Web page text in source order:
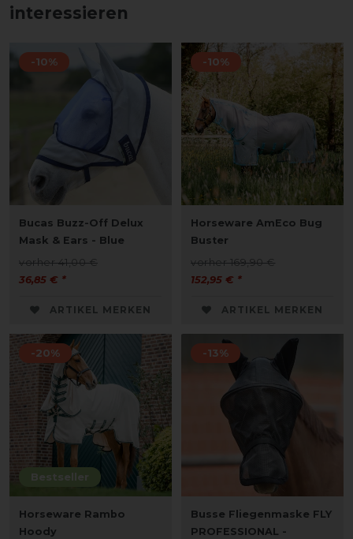
interessieren
-10%
Bucas Buzz-Off Delux
Mask & Ears - Blue
vorher 41,00 €
36,85 € *
ARTIKEL MERKEN
-10%
Horseware AmEco Bug
Buster
vorher 169,90 €
152,95 € *
ARTIKEL MERKEN
Bestseller
-20%
Horseware Rambo
Hoody
-13%
Busse Fliegenmaske FLY
PROFESSIONAL -